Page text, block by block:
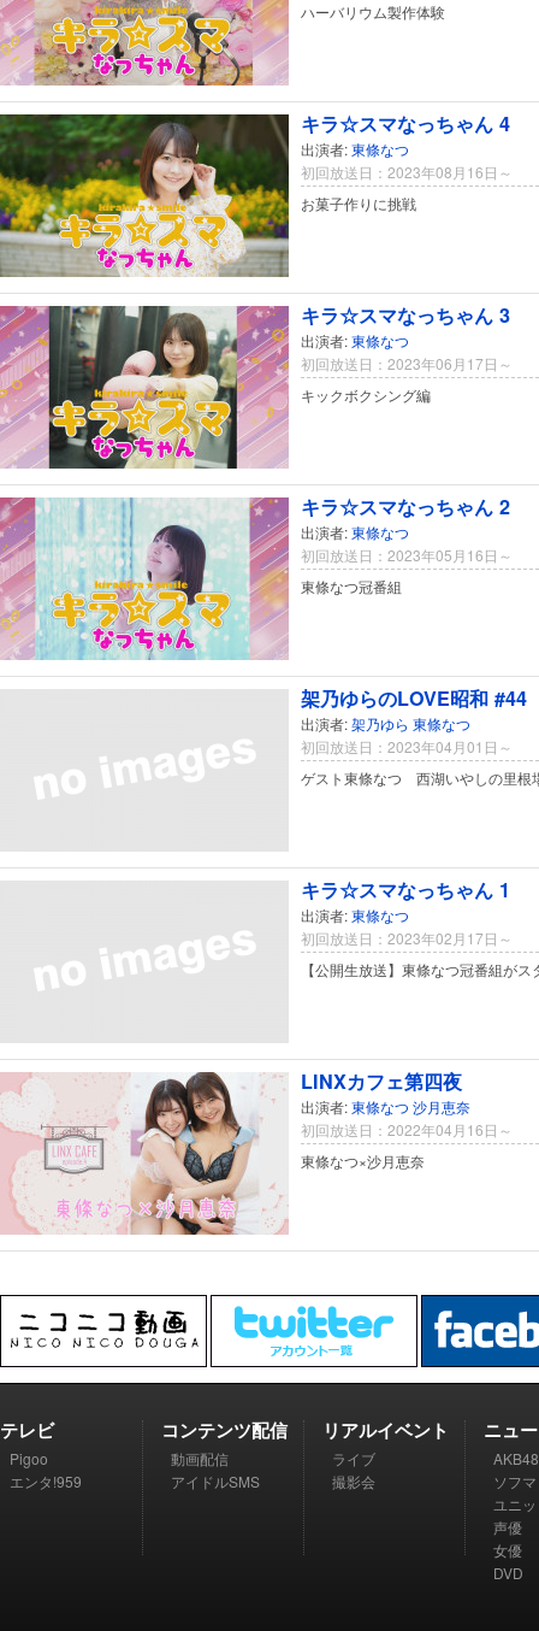
ハーバリウム製作体験
キラ☆スマなっちゃん 4
出演者:東條なつ
初回放送日：2023年08月16日～
お菓子作りに挑戦
キラ☆スマなっちゃん 3
出演者:東條なつ
初回放送日：2023年06月17日～
キックボクシング編
キラ☆スマなっちゃん 2
出演者:東條なつ
初回放送日：2023年05月16日～
東條なつ冠番組
架乃ゆらのLOVE昭和 #44
出演者:架乃ゆら 東條なつ
初回放送日：2023年04月01日～
ゲスト東條なつ 西湖いやしの里根
キラ☆スマなっちゃん 1
出演者:東條なつ
初回放送日：2023年02月17日～
【公開生放送】東條なつ冠番組がス
LINXカフェ第四夜
出演者:東條なつ 沙月恵奈
初回放送日：2022年04月16日～
東條なつ×沙月恵奈
テレビ
Pigoo
エンタ!959
コンテンツ配信
動画配信
アイドルSMS
リアルイベント
ライブ
撮影会
ニュ
AKB48
ソフ
ユニ
声優
女優
DVD